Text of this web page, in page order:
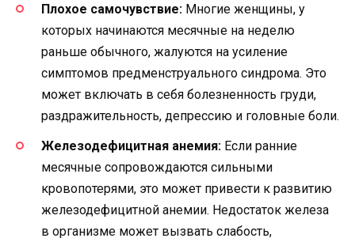
Плохое самочувствие: Многие женщины, у
которых начинаются месячные на неделю
раньше обычного, жалуются на усиление
симптомов предменструального синдрома. Это
может включать в себя болезненность груди,
раздражительность, депрессию и головные боли.
Железодефицитная анемия: Если ранние
месячные сопровождаются сильными
кровопотерями, это может привести к развитию
железодефицитной анемии. Недостаток железа
в организме может вызвать слабость,